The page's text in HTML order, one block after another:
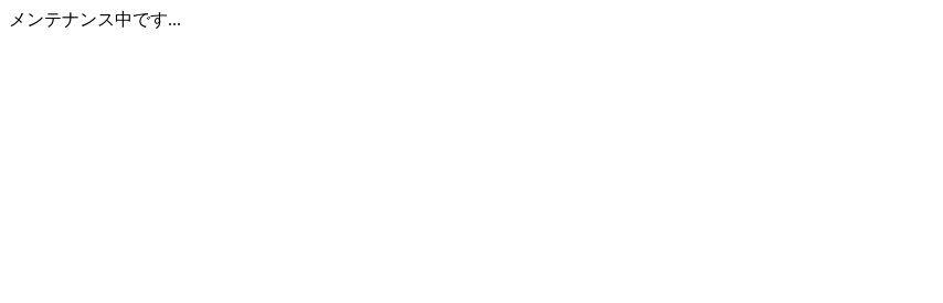
メンテナンス中です...